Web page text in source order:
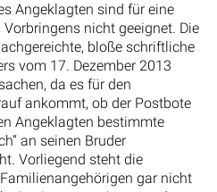
Angeklagten sind für eine
nicht geeignet. Die
bloße schriftliche
vom 17. Dezember 2013
da es für den
ankommt, ob der Postbote
Angeklagten bestimmte
an seinen Bruder
Vorliegend steht die
gar nicht